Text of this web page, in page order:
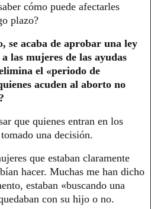
cómo puede afectarles
plazo?
se acaba de aprobar una ley
las mujeres de las ayudas
el «periodo de
acuden al aborto no
que quienes entran en los
una decisión.
que estaban claramente
hacer. Muchas me han dicho
estaban «buscando una
con su hijo o no.